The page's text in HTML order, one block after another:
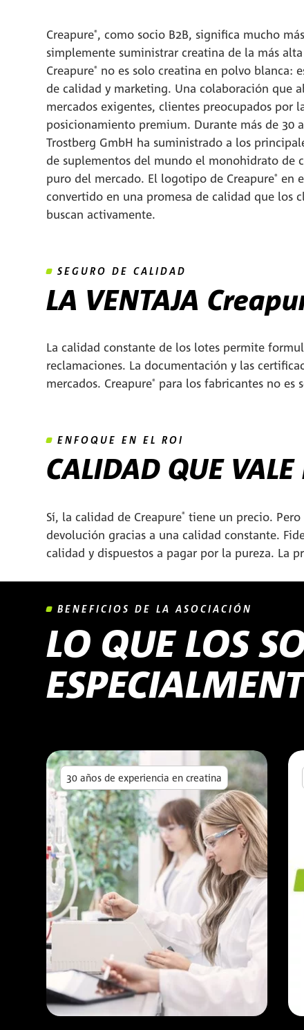
Creapure® , como socio B2B, significa mucho
simplemente suministrar creatina de la más
Creapure®
no es solo creatina en polvo blanca:
de calidad y marketing. Una colaboración que
mercados exigentes, clientes preocupados por
posicionamiento premium. Durante más de 30
Trostberg GmbH ha suministrado a los
de suplementos del mundo el monohidrato de
puro del mercado. El logotipo de Creapure® en
convertido en una promesa de calidad que los
buscan activamente.
SEGURO DE CALIDAD
LA VENTAJA
La calidad constante de los lotes permite
reclamaciones. La documentación y las
mercados. Creapure® para los fabricantes no es
ENFOQUE EN EL ROI
CALIDAD QUE VALE
Sí, la calidad de Creapure® tiene un precio. Pero
devolución gracias a una calidad constante.
calidad y dispuestos a pagar por la pureza. La
BENEFICIOS DE LA ASOCIACIÓN
LO QUE LOS
30 años de experiencia en creatina